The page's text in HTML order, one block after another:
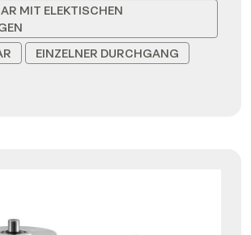
MIT ELEKTISCHEN
EINZELNER DURCHGANG